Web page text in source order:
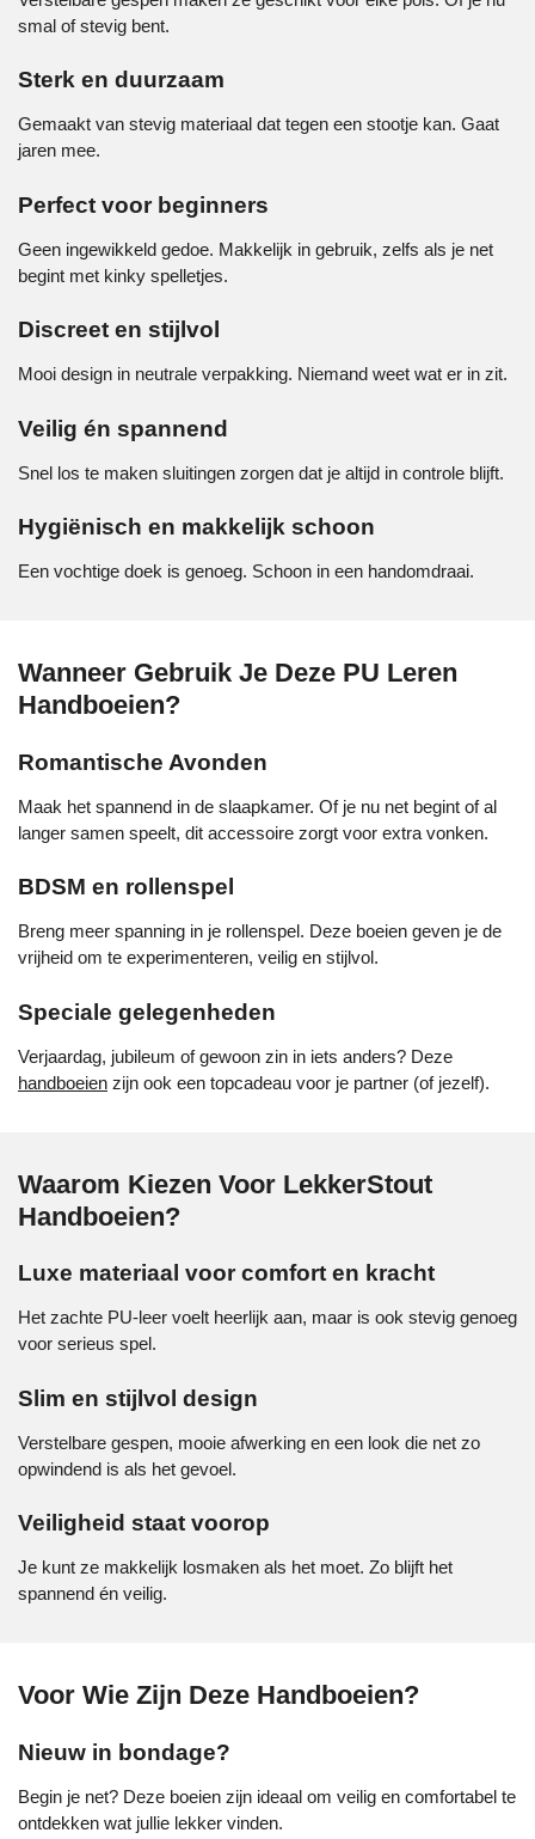
smal of stevig bent.
Sterk en duurzaam
Gemaakt van stevig materiaal dat tegen een stootje kan. Gaat
jaren mee.
Perfect voor beginners
Geen ingewikkeld gedoe. Makkelijk in gebruik, zelfs als je net
begint met kinky spelletjes.
Discreet en stijlvol
Mooi design in neutrale verpakking. Niemand weet wat er in zit.
Veilig én spannend
Snel los te maken sluitingen zorgen dat je altijd in controle blijft.
Hygiënisch en makkelijk schoon
Een vochtige doek is genoeg. Schoon in een handomdraai.
Wanneer Gebruik Je Deze PU Leren
Handboeien?
Romantische Avonden
Maak het spannend in de slaapkamer. Of je nu net begint of al
langer samen speelt, dit accessoire zorgt voor extra vonken.
BDSM en rollenspel
Breng meer spanning in je rollenspel. Deze boeien geven je de
vrijheid om te experimenteren, veilig en stijlvol.
Speciale gelegenheden
Verjaardag, jubileum of gewoon zin in iets anders? Deze
handboeien zijn ook een topcadeau voor je partner (of jezelf).
Waarom Kiezen Voor LekkerStout
Handboeien?
Luxe materiaal voor comfort en kracht
Het zachte PU-leer voelt heerlijk aan, maar is ook stevig genoeg
voor serieus spel.
Slim en stijlvol design
Verstelbare gespen, mooie afwerking en een look die net zo
opwindend is als het gevoel.
Veiligheid staat voorop
Je kunt ze makkelijk losmaken als het moet. Zo blijft het
spannend én veilig.
Voor Wie Zijn Deze Handboeien?
Nieuw in bondage?
Begin je net? Deze boeien zijn ideaal om veilig en comfortabel te
ontdekken wat jullie lekker vinden.